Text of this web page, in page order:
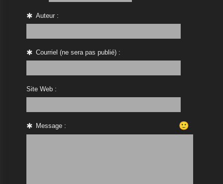
Auteur :
Courriel (ne sera pas publié) :
Site Web :
Message : 🙂